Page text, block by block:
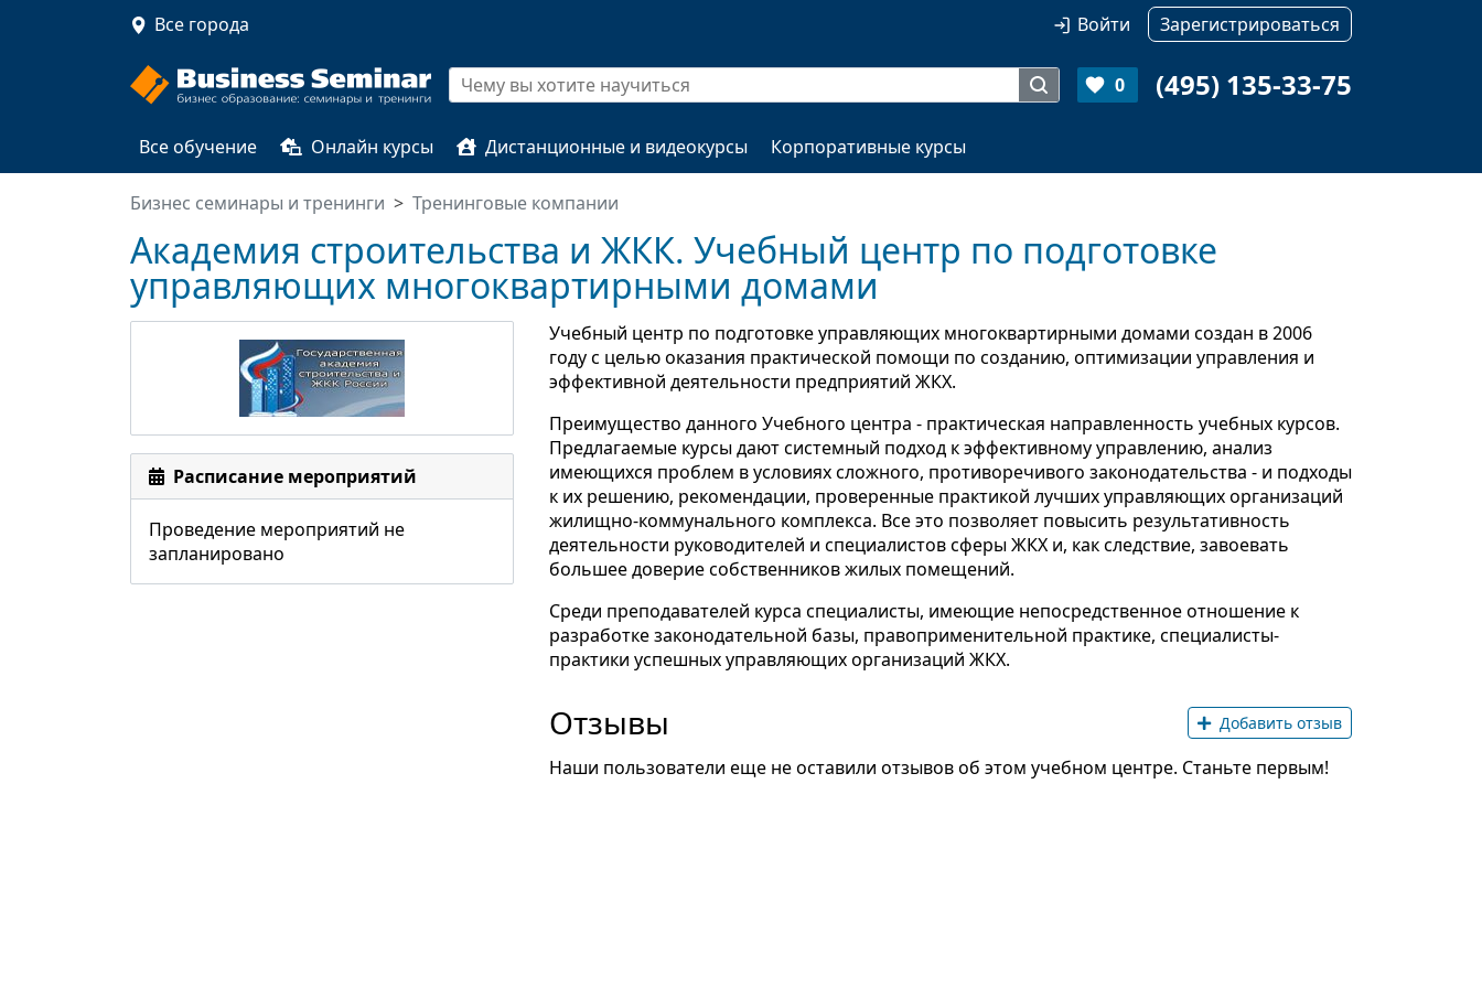
Все города Войти Зарегистрироваться
0 (495) 135-33-75
Все обучение Онлайн курсы Дистанционные и видеокурсы Корпоративные курсы
Бизнес семинары и тренинги Тренинговые компании
Академия строительства и ЖКК. Учебный центр по подготовке
управляющих многоквартирными домами
Расписание мероприятий
Проведение мероприятий не
запланировано
Учебный центр по подготовке управляющих многоквартирными домами создан в 2006
году с целью оказания практической помощи по созданию, оптимизации управления и
эффективной деятельности предприятий ЖКХ.
Преимущество данного Учебного центра - практическая направленность учебных курсов.
Предлагаемые курсы дают системный подход к эффективному управлению, анализ
имеющихся проблем в условиях сложного, противоречивого законодательства - и подходы
к их решению, рекомендации, проверенные практикой лучших управляющих организаций
жилищно-коммунального комплекса. Все это позволяет повысить результативность
деятельности руководителей и специалистов сферы ЖКХ и, как следствие, завоевать
большее доверие собственников жилых помещений.
Среди преподавателей курса специалисты, имеющие непосредственное отношение к
разработке законодательной базы, правоприменительной практике, специалисты-
практики успешных управляющих организаций ЖКХ.
Отзывы Добавить отзыв
Наши пользователи еще не оставили отзывов об этом учебном центре. Станьте первым!